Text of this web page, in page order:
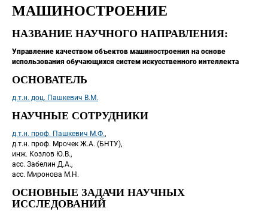
МАШИНОСТРОЕНИЕ
НАЗВАНИЕ НАУЧНОГО НАПРАВЛЕНИЯ:
Управление качеством объектов машиностроения на основе
использования обучающихся систем искусственного интеллекта
ОСНОВАТЕЛЬ
д.т.н. доц. Пашкевич В.М.
НАУЧНЫЕ СОТРУДНИКИ
д.т.н. проф. Пашкевич М.Ф.,
д.т.н. проф. Мрочек Ж.А. (БНТУ),
инж. Козлов Ю.В.,
асс. Забелин Д.А.,
асс. Миронова М.Н.
ОСНОВНЫЕ ЗАДАЧИ НАУЧНЫХ
ИССЛЕДОВАНИЙ